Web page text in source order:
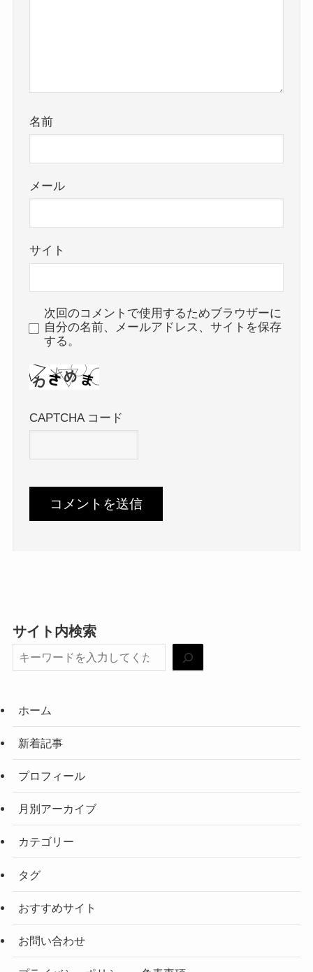
名前
メール
サイト
次回のコメントで使用するためブラウザーに
自分の名前、メールアドレス、サイトを保存
する。
CAPTCHA コード
サイト内検索
ホーム
新着記事
プロフィール
月別アーカイブ
カテゴリー
タグ
おすすめサイト
お問い合わせ